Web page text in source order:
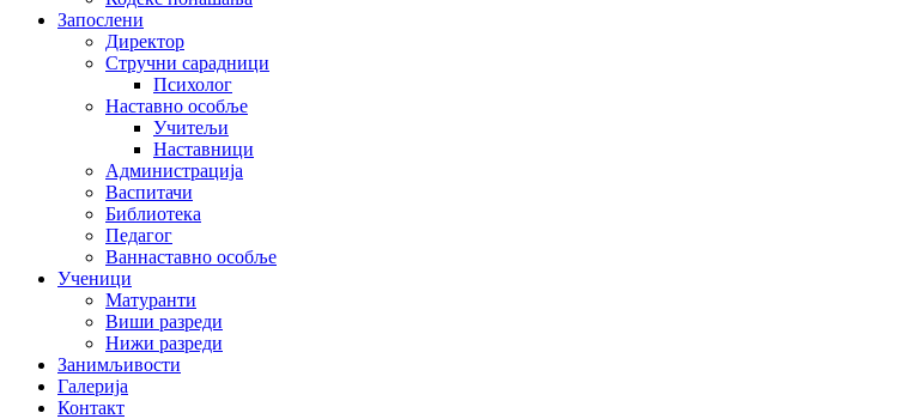
Запослени
Директор
Стручни сарадници
Психолог
Наставно особље
Учитељи
Наставници
Администрација
Васпитачи
Библиотека
Педагог
Ваннаставно особље
Ученици
Матуранти
Виши разреди
Нижи разреди
Занимљивости
Галерија
Контакт